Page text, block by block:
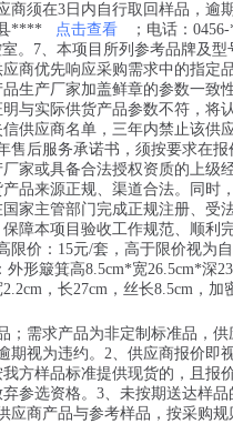
商须在3日内自行取回样品，逾
****
点击查看
；电话：
。7、本项目所列参考品牌及型
商优先响应采购需求中的指定
生产厂家加盖鲜章的参数一致
与实际供货产品参数不符，将
供应商名单，三年内禁止该供
售后服务承诺书，须按要求在报
家或具备合法授权资质的上级
品来源正规、渠道合法。同时
家主管部门完成正规注册、受
障本项目验收工作规范、顺利
限价：15元/套，高于限价视为
形簸箕高8.5cm*宽26.5cm*深
，长27cm，丝长8.5cm，加
；需求产品为非定制标准品，供
期视为违约。2、供应商报价即
方样品标准提供现货的，且报
参选资格。3、未按期送达样品
应商产品与参考样品，按采购规